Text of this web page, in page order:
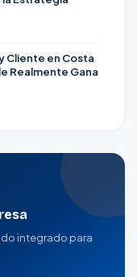
Cliente en Costa
Realmente Gana
integrado para